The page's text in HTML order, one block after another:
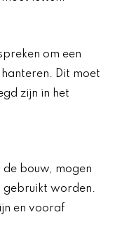
om een
Dit moet
zijn in het
de bouw, mogen
gebruikt worden.
en vooraf